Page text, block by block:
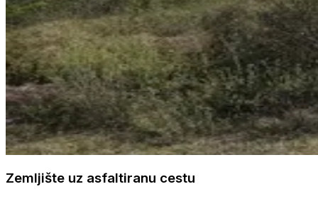
Zemljište uz asfaltiranu cestu